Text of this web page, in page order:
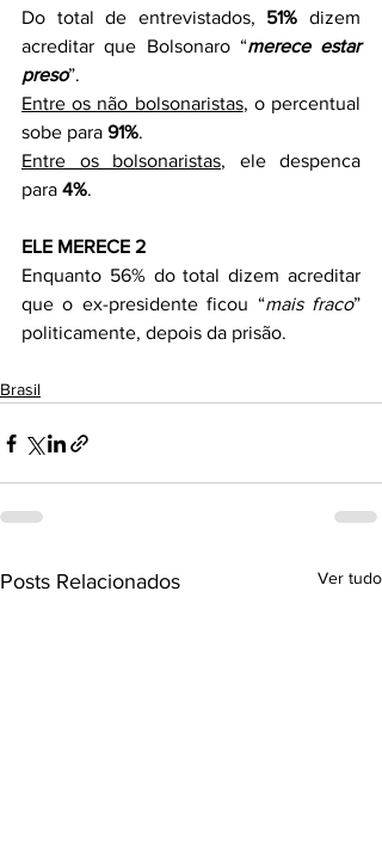
Do total de entrevistados, 51% dizem
acreditar que Bolsonaro “merece estar
preso”.
Entre os não bolsonaristas, o percentual
sobe para 91%.
Entre os bolsonaristas, ele despenca
para 4%.
ELE MERECE 2
Enquanto 56% do total dizem acreditar
que o ex-presidente ficou “mais fraco”
politicamente, depois da prisão.
Brasil
Posts Relacionados Ver tudo